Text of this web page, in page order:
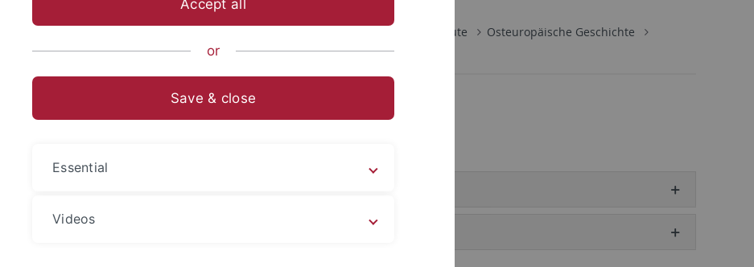
Seminare/Institute
Osteuropäische Geschichte
Portale
Accept all
or
Save & close
Essential
Videos